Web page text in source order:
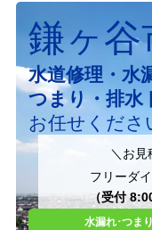
カ
ン
ク
鎌ヶ谷
水道修理・水
つまり・排水
お任せくださ
＼お見
フリーダイ
（受付
水漏れ･つまり